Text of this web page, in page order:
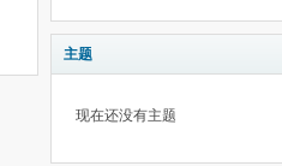
主题
现在还没有主题